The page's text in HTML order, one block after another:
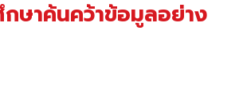
กษาค้นคว้าข้อมูลอย่าง